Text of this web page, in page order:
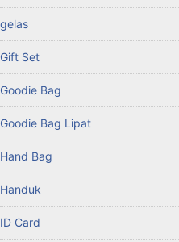
gelas
Gift Set
Goodie Bag
Goodie Bag Lipat
Hand Bag
Handuk
ID Card